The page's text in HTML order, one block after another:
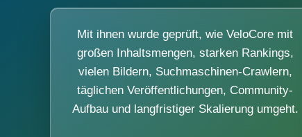
Mit ihnen wurde geprüft, wie VeloCore mit
großen Inhaltsmengen, starken Rankings,
vielen Bildern, Suchmaschinen-Crawlern,
täglichen Veröffentlichungen, Community-
Aufbau und langfristiger Skalierung umgeht.